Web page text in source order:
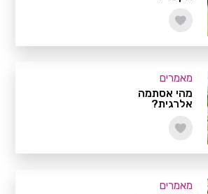
מאמרים
מהי אסתמה
אלרגית?
מאמרים